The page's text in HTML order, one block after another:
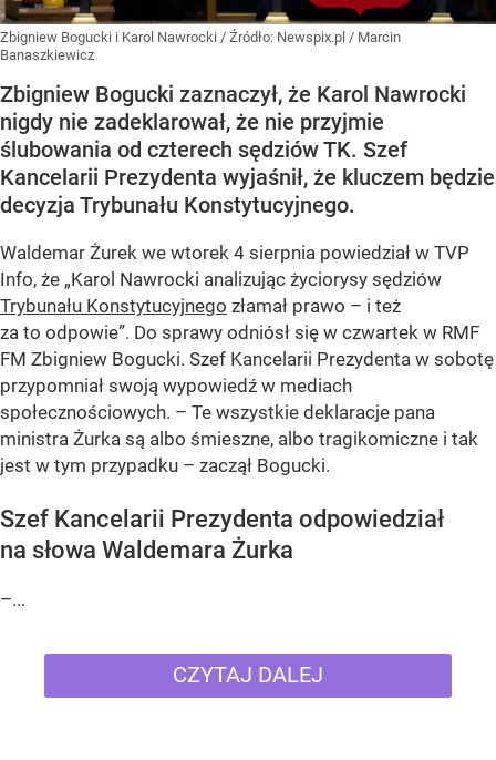
Zbigniew Bogucki i Karol Nawrocki / Źródło: Newspix.pl / Marcin
Banaszkiewicz
Zbigniew Bogucki zaznaczył, że Karol Nawrocki
nigdy nie zadeklarował, że nie przyjmie
ślubowania od czterech sędziów TK. Szef
Kancelarii Prezydenta wyjaśnił, że kluczem będzie
decyzja Trybunału Konstytucyjnego.
Waldemar Żurek we wtorek 4 sierpnia powiedział w TVP
Info, że „Karol Nawrocki analizując życiorysy sędziów
Trybunału Konstytucyjnego złamał prawo – i też
za to odpowie”. Do sprawy odniósł się w czwartek w RMF
FM Zbigniew Bogucki. Szef Kancelarii Prezydenta w sobotę
przypomniał swoją wypowiedź w mediach
społecznościowych. – Te wszystkie deklaracje pana
ministra Żurka są albo śmieszne, albo tragikomiczne i tak
jest w tym przypadku – zaczął Bogucki.
Szef Kancelarii Prezydenta odpowiedział
na słowa Waldemara Żurka
–...
CZYTAJ DALEJ